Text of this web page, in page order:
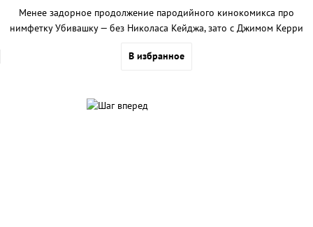
Менее задорное продолжение пародийного кинокомикса про
нимфетку Убивашку — без Николаса Кейджа, зато с Джимом Керри
В избранное